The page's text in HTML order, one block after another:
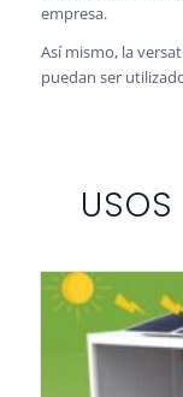
empresa.
Así mismo, la
puedan ser